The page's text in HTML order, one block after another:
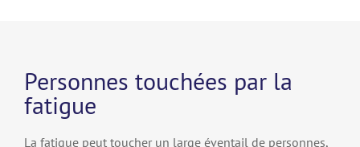
Personnes touchées par la
fatigue
La fatigue peut toucher un large éventail de personnes,